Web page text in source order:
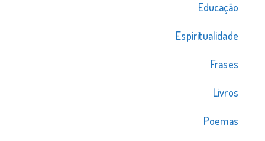
Educação
Espiritualidade
Frases
Livros
Poemas